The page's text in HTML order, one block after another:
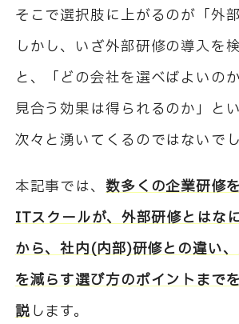
そこで選択肢に上がるのが「外部
しかし、いざ外部研修の導入を
と、「どの会社を選べばよいの
見合う効果は得られるのか」と
次々と湧いてくるのではないでし
本記事では、 数多くの企業研修
ITスクールが、外部研修とはな
から、社内(内部)研修との違い
を減らす選び方のポイントまで
説します。